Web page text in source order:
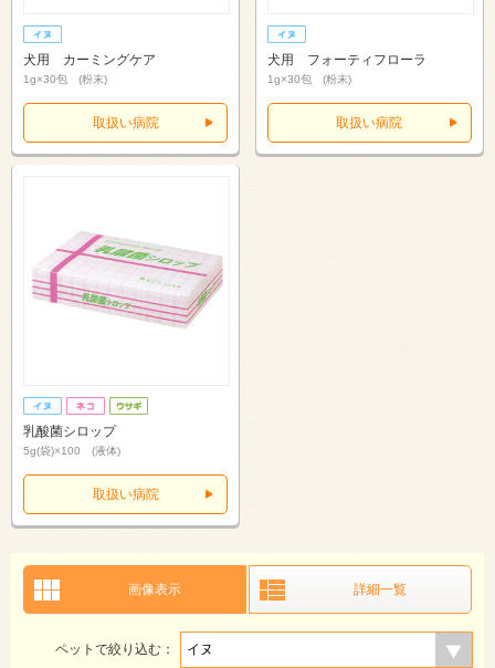
犬用 カーミングケア
1g×30包 (粉末)
取扱い病院
犬用 フォーティフローラ
1g×30包 (粉末)
取扱い病院
乳酸菌シロップ
5g(袋)×100 (液体)
取扱い病院
画像表示 詳細一覧
ペットで絞り込む：